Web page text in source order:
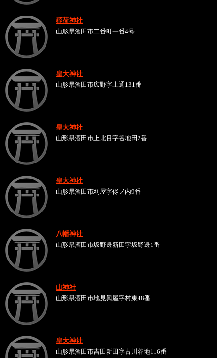
稲荷神社
山形県酒田市二番町一番4号
皇大神社
山形県酒田市広野字上通131番
皇大神社
山形県酒田市上北目字谷地田2番
皇大神社
山形県酒田市刈屋字侭ノ内9番
八幡神社
山形県酒田市坂野邊新田字坂野邊1番
山神社
山形県酒田市地見興屋字村東48番
皇大神社
山形県酒田市吉田新田字古川谷地116番